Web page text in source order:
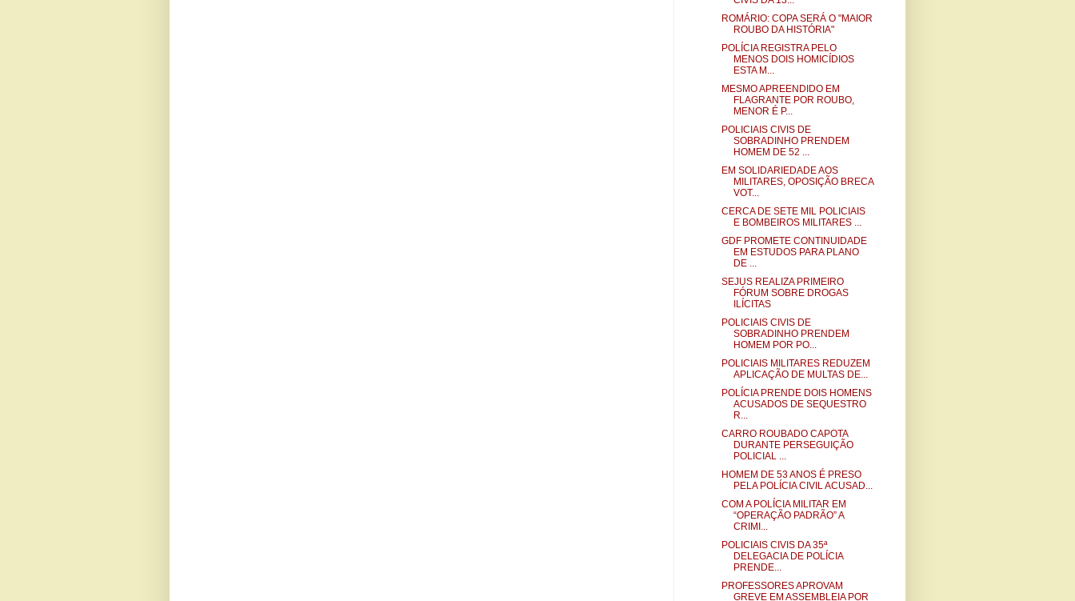
ROMÁRIO: COPA SERÁ O "MAIOR
ROUBO DA HISTÓRIA"
POLÍCIA REGISTRA PELO
MENOS DOIS HOMICÍDIOS
ESTA M...
MESMO APREENDIDO EM
FLAGRANTE POR ROUBO,
MENOR É P...
POLICIAIS CIVIS DE
SOBRADINHO PRENDEM
HOMEM DE 52 ...
EM SOLIDARIEDADE AOS
MILITARES, OPOSIÇÃO BRECA
VOT...
CERCA DE SETE MIL POLICIAIS
E BOMBEIROS MILITARES ...
GDF PROMETE CONTINUIDADE
EM ESTUDOS PARA PLANO
DE ...
SEJUS REALIZA PRIMEIRO
FÓRUM SOBRE DROGAS
ILÍCITAS
POLICIAIS CIVIS DE
SOBRADINHO PRENDEM
HOMEM POR PO...
POLICIAIS MILITARES REDUZEM
APLICAÇÃO DE MULTAS DE...
POLÍCIA PRENDE DOIS HOMENS
ACUSADOS DE SEQUESTRO
R...
CARRO ROUBADO CAPOTA
DURANTE PERSEGUIÇÃO
POLICIAL ...
HOMEM DE 53 ANOS É PRESO
PELA POLÍCIA CIVIL ACUSAD...
COM A POLÍCIA MILITAR EM
“OPERAÇÃO PADRÃO” A
CRIMI...
POLICIAIS CIVIS DA 35ª
DELEGACIA DE POLÍCIA
PRENDE...
PROFESSORES APROVAM
GREVE EM ASSEMBLEIA POR